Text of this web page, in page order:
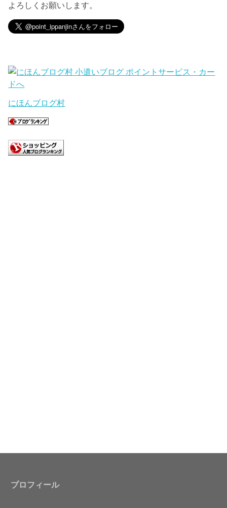
よろしくお願いします。
にほんブログ村
プロフィール